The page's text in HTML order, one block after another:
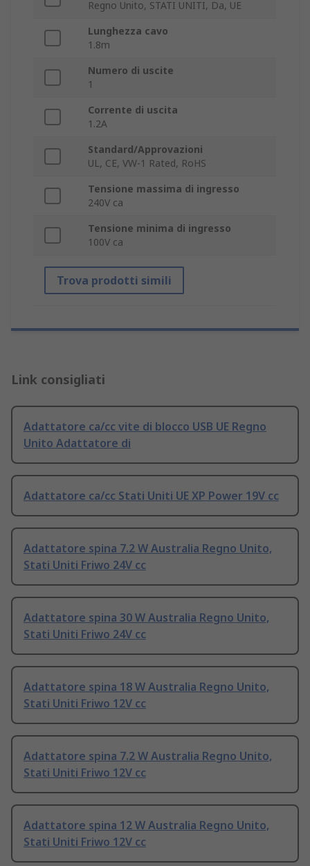
Regno Unito, STATI UNITI, Da, UE
Lunghezza cavo
1.8m
Numero di uscite
1
Corrente di uscita
1.2A
Standard/Approvazioni
UL, CE, VW-1 Rated, RoHS
Tensione massima di ingresso
240V ca
Tensione minima di ingresso
100V ca
Trova prodotti simili
Link consigliati
Adattatore ca/cc vite di blocco USB UE Regno
Unito Adattatore di
Adattatore ca/cc Stati Uniti UE XP Power 19V cc
Adattatore spina 7.2 W Australia Regno Unito,
Stati Uniti Friwo 24V cc
Adattatore spina 30 W Australia Regno Unito,
Stati Uniti Friwo 24V cc
Adattatore spina 18 W Australia Regno Unito,
Stati Uniti Friwo 12V cc
Adattatore spina 7.2 W Australia Regno Unito,
Stati Uniti Friwo 12V cc
Adattatore spina 12 W Australia Regno Unito,
Stati Uniti Friwo 12V cc